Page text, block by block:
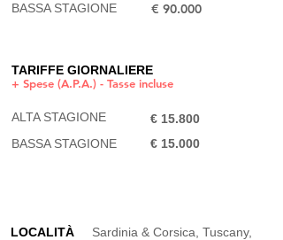
BASSA STAGIONE
€ 90.000​
TARIFFE GIORNALIERE
+ Spese (A.P.A.) - Tasse incluse
ALTA STAGIONE
BASSA STAGIONE
€ 15.800
€ 15.000​
LOCALITÀ
Sardinia & Corsica, Tuscany,